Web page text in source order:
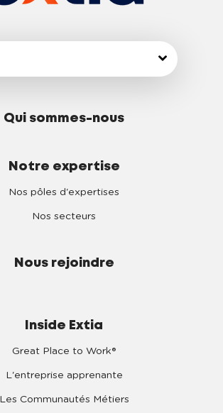
Qui sommes-nous
Notre expertise
Nos pôles d'expertises
Nos secteurs
Nous rejoindre
Inside Extia
Great Place to Work®
L'entreprise apprenante
Les Communautés Métiers